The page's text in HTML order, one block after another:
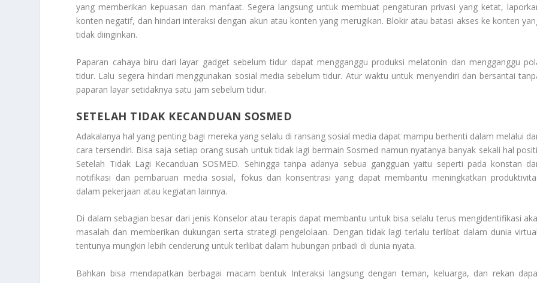
yang memberikan kepuasan dan manfaat. Segera langsung untuk membuat pengaturan privasi yang ketat,
konten negatif, dan hindari interaksi dengan akun atau konten yang merugikan. Blokir atau batasi akses ke konten
tidak diinginkan.
Paparan cahaya biru dari layar gadget sebelum tidur dapat mengganggu produksi melatonin dan mengganggu
tidur. Lalu segera hindari menggunakan sosial media sebelum tidur. Atur waktu untuk menyendiri dan bersantai
paparan layar setidaknya satu jam sebelum tidur.
SETELAH TIDAK KECANDUAN SOSMED
Adakalanya hal yang penting bagi mereka yang selalu di ransang sosial media dapat mampu berhenti dalam melalui
cara tersendiri. Bisa saja setiap orang susah untuk tidak lagi bermain Sosmed namun nyatanya banyak sekali hal
Setelah Tidak Lagi Kecanduan SOSMED. Sehingga tanpa adanya sebua gangguan yaitu seperti pada konstan
notifikasi dan pembaruan media sosial, fokus dan konsentrasi yang dapat membantu meningkatkan
dalam pekerjaan atau kegiatan lainnya.
Di dalam sebagian besar dari jenis Konselor atau terapis dapat membantu untuk bisa selalu terus mengidentifikasi
masalah dan memberikan dukungan serta strategi pengelolaan. Dengan tidak lagi terlalu terlibat dalam dunia
tentunya mungkin lebih cenderung untuk terlibat dalam hubungan pribadi di dunia nyata.
Bahkan bisa mendapatkan berbagai macam bentuk Interaksi langsung dengan teman, keluarga, dan rekan